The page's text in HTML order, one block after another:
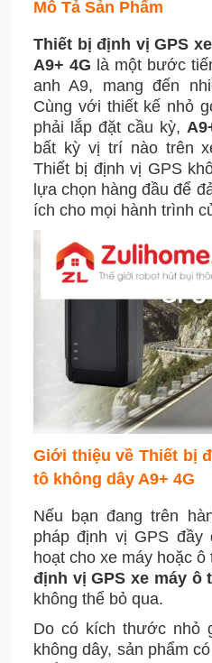
Mô Tả Sản Phẩm
Thiết bị định vị GPS
A9+ 4G là một bước
anh A9, mang đến
Cùng với thiết kế nhỏ
phải lắp đặt cầu kỳ,
bất kỳ vị trí nào trên
Thiết bị định vị GPS
lựa chọn hàng đầu để
ích cho mọi hành trình
Giới thiệu về Thiết bị
tô không dây A9+ 4G
Nếu bạn đang trên
pháp định vị GPS đầy
hoạt cho xe máy hoặc ô
định vị GPS xe máy ô
không thể bỏ qua.
Do có kích thước nhỏ
không dây, sản phẩm